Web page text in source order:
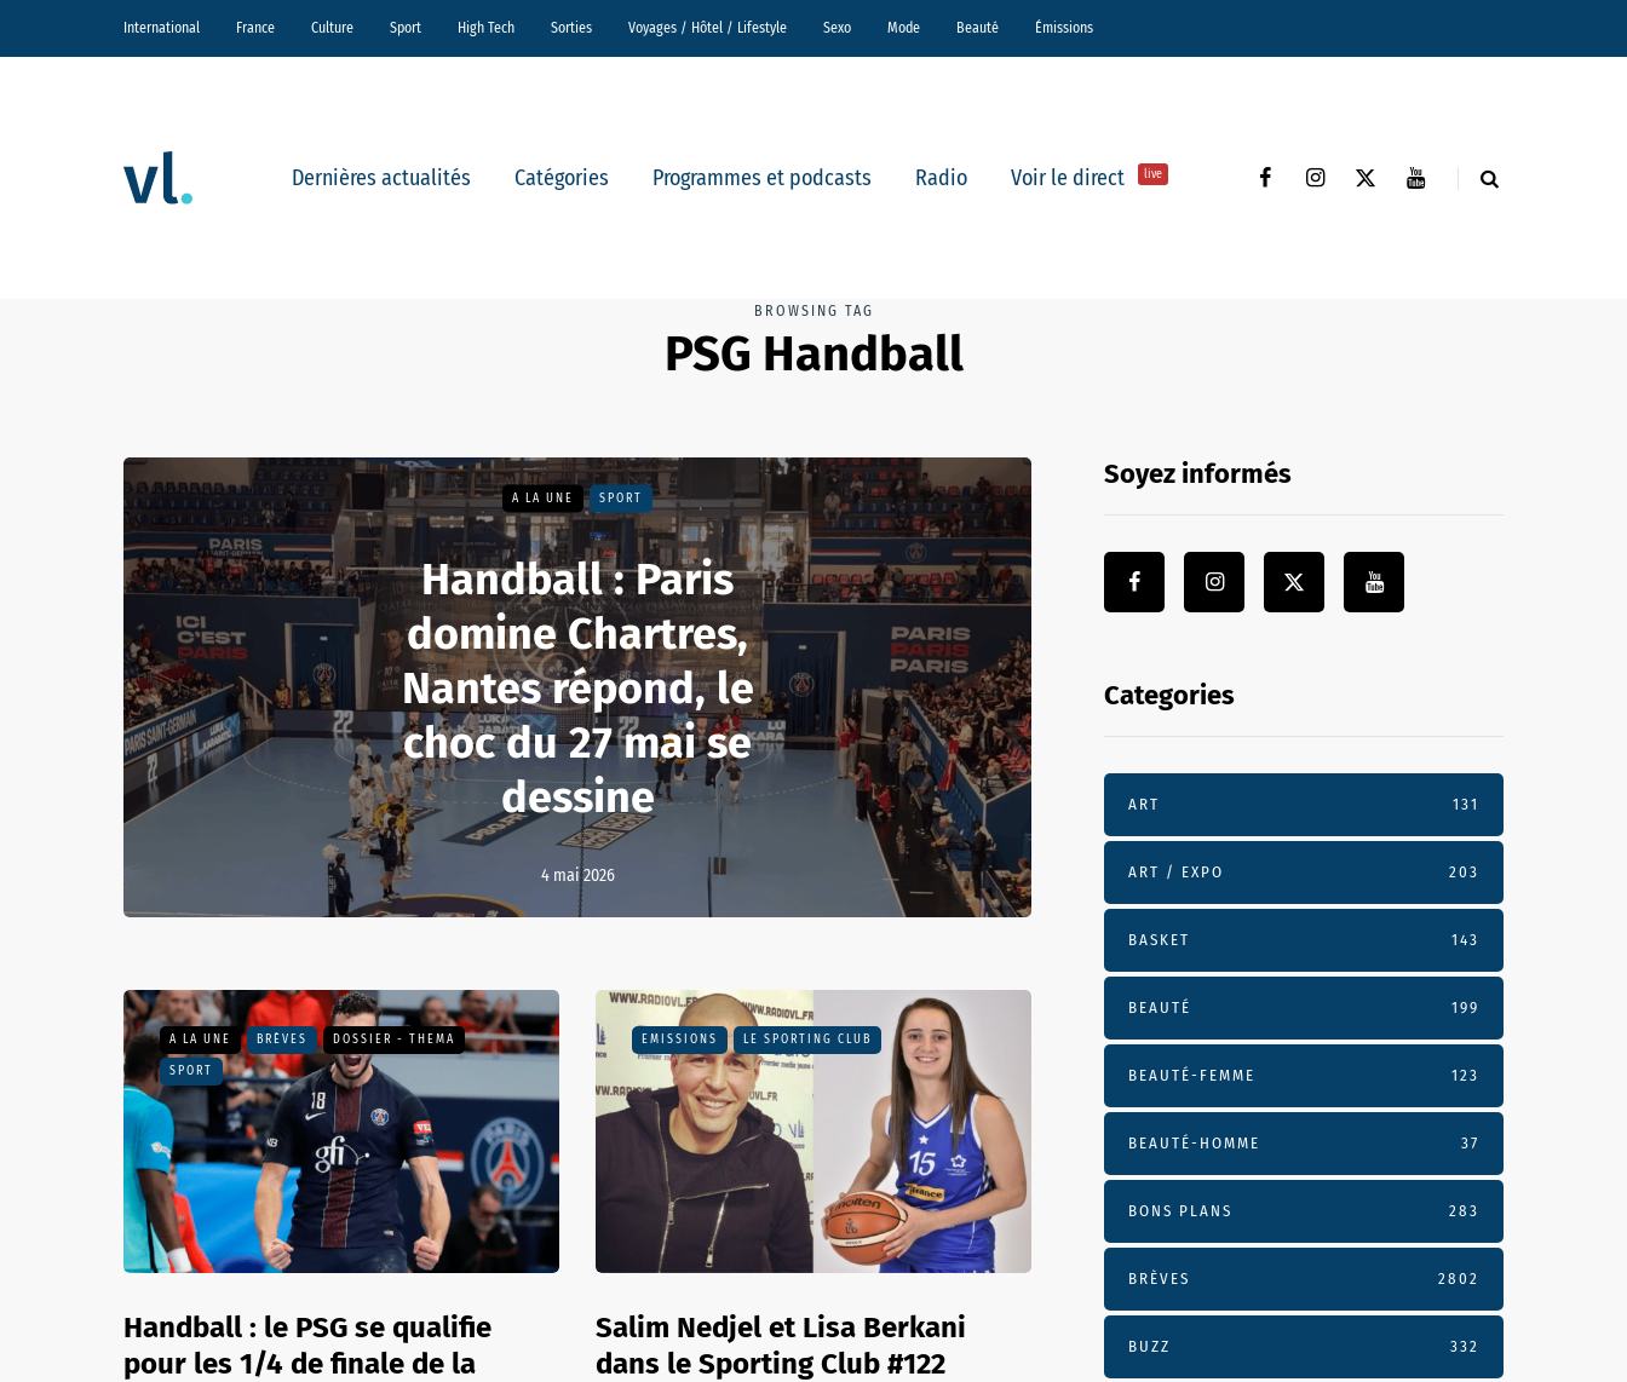
International France Culture Sport High Tech Sorties Voyages / Hôtel / Lifestyle Sexo Mode Beauté Émissions
Dernières actualités Catégories Programmes et podcasts Radio Voir le direct live
BROWSING TAG
PSG Handball
A LA UNE SPORT
Handball : Paris
domine Chartres,
Nantes répond, le
choc du 27 mai se
dessine
4 mai 2026
A LA UNE BRÈVES DOSSIER - THEMA
SPORT
Handball : le PSG se qualifie
pour les 1/4 de finale de la
EMISSIONS LE SPORTING CLUB
Salim Nedjel et Lisa Berkani
dans le Sporting Club #122
Soyez informés
Categories
ART 131
ART / EXPO 203
BASKET 143
BEAUTÉ 199
BEAUTÉ-FEMME 123
BEAUTÉ-HOMME 37
BONS PLANS 283
BRÈVES 2802
BUZZ 332